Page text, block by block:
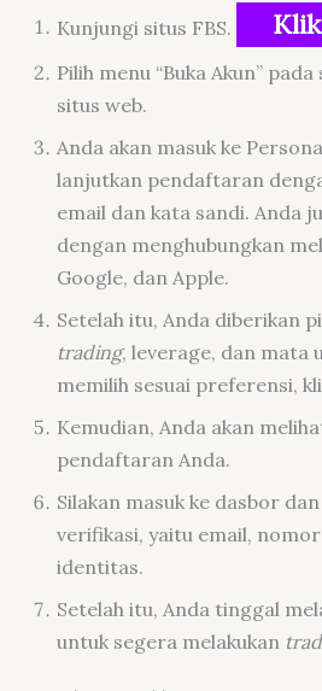
Kunjungi situs FBS.
Pilih menu “Buka Akun”
situs web.
Anda akan masuk ke
lanjutkan pendaftaran
email dan kata sandi. Anda
dengan menghubungkan
Google, dan Apple.
Setelah itu, Anda diberikan
trading, leverage, dan mata
memilih sesuai preferensi,
Kemudian, Anda akan
pendaftaran Anda.
Silakan masuk ke dasbor
verifikasi, yaitu email,
identitas.
Setelah itu, Anda tinggal
untuk segera melakukan